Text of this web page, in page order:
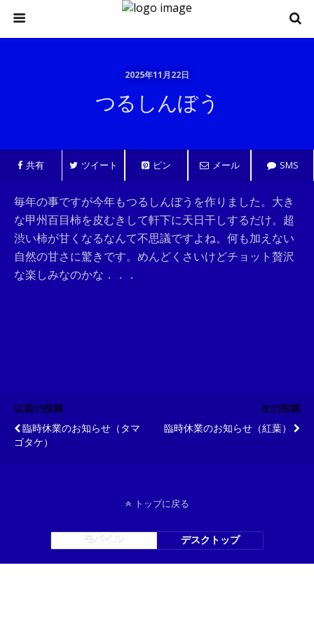
2025年11月22日
つるしんぼう
共有 ツイート ピン メール SMS
毎年の事ですが今年もつるしんぼうを作りました。大き
な甲州百目柿を皮むきして軒下に天日干しするだけ。超
渋い柿が甘くなるなんて不思議ですよね。何も加えない
自然の甘さに驚きです。めんどくさいけどチョット贅沢
な楽しみなのかな．．．
以前の投稿
臨時休業のお知らせ（タマ
ゴタケ）
次の投稿
臨時休業のお知らせ（紅葉）
トップに戻る
モバイル デスクトップ